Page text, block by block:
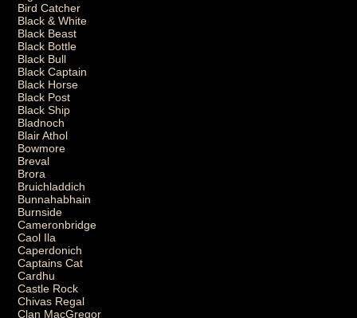
Bird Catcher
Black & White
Black Beast
Black Bottle
Black Bull
Black Captain
Black Horse
Black Post
Black Ship
Bladnoch
Blair Athol
Bowmore
Breval
Brora
Bruichladdich
Bunnahabhain
Burnside
Cameronbridge
Caol Ila
Caperdonich
Captains Cat
Cardhu
Castle Rock
Chivas Regal
Clan MacGregor